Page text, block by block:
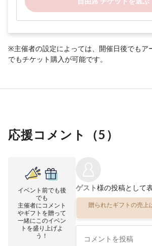
※主催者の設定によっては、開催日後でもア
でもチケット購入が可能です。
応援コメント（5 ）
イベント前でも後
でも
主催者にコメント
やギフトを贈って
一緒にこのイベン
トを盛り上げよ
う！
ゲスト様の投稿として
贈られたギフトの売上